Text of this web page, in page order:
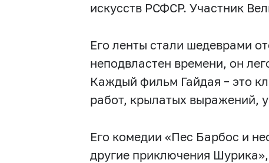
искусств РСФСР. Участник
Его ленты стали шедеврами
неподвластен времени, он
Каждый фильм Гайдая – это
работ, крылатых выражений,
Его комедии «Пес Барбос и
другие приключения